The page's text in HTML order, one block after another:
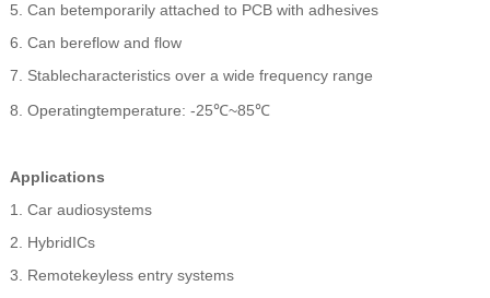
5. Can betemporarily attached to PCB with adhesives
6. Can bereflow and flow
7. Stablecharacteristics over a wide frequency range
8. Operatingtemperature: -25℃~85℃
Applications
1. Car audiosystems
2. HybridICs
3. Remotekeyless entry systems